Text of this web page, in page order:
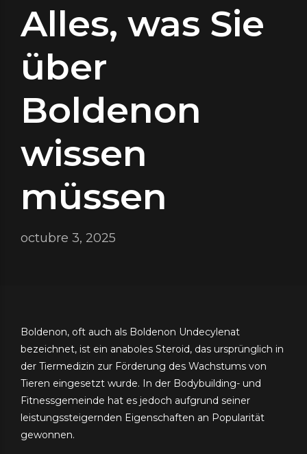
Alles, was Sie
über
Boldenon
wissen
müssen
octubre 3, 2025
Boldenon, oft auch als Boldenon Undecylenat
bezeichnet, ist ein anaboles Steroid, das ursprünglich in
der Tiermedizin zur Förderung des Wachstums von
Tieren eingesetzt wurde. In der Bodybuilding- und
Fitnessgemeinde hat es jedoch aufgrund seiner
leistungssteigernden Eigenschaften an Popularität
gewonnen.